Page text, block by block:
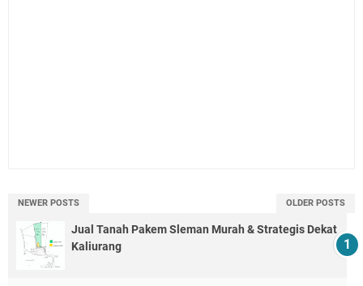
NEWER POSTS OLDER POSTS
Jual Tanah Pakem Sleman Murah & Strategis Dekat
Kaliurang